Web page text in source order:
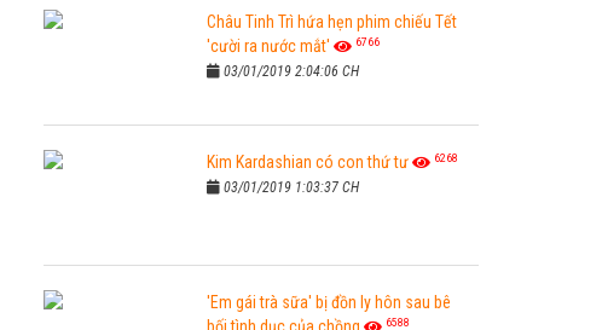
Châu Tinh Trì hứa hẹn phim chiếu Tết
'cười ra nước mắt'
6766
03/01/2019 2:04:06 CH
Kim Kardashian có con thứ tư 6268
03/01/2019 1:03:37 CH
'Em gái trà sữa' bị đồn ly hôn sau bê
6588